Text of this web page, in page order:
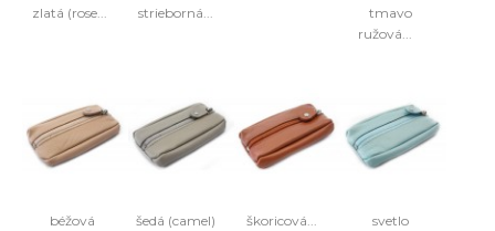
zlatá (rose... strieborná...
tmavo
ružová...
béžová
šedá (camel) škoricová...
svetlo